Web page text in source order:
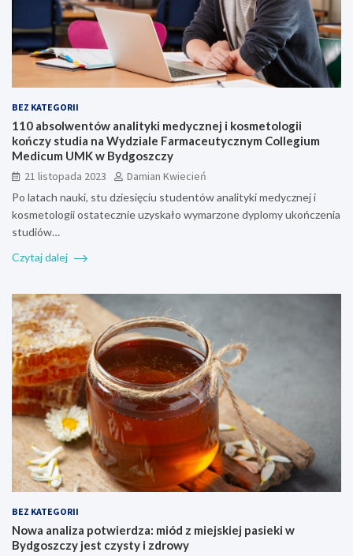
BEZ KATEGORII
110 absolwentów analityki medycznej i kosmetologii
kończy studia na Wydziale Farmaceutycznym Collegium
Medicum UMK w Bydgoszczy
21 listopada 2023
Damian Kwiecień
Po latach nauki, stu dziesięciu studentów analityki medycznej i
kosmetologii ostatecznie uzyskało wymarzone dyplomy ukończenia
studiów…
Czytaj dalej
BEZ KATEGORII
Nowa analiza potwierdza: miód z miejskiej pasieki w
Bydgoszczy jest czysty i zdrowy